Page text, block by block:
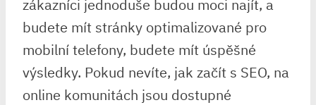
zákazníci jednoduše budou moci najít, a
budete mít stránky optimalizované pro
mobilní telefony, budete mít úspěšné
výsledky. Pokud nevíte, jak začít s SEO, na
online komunitách jsou dostupné